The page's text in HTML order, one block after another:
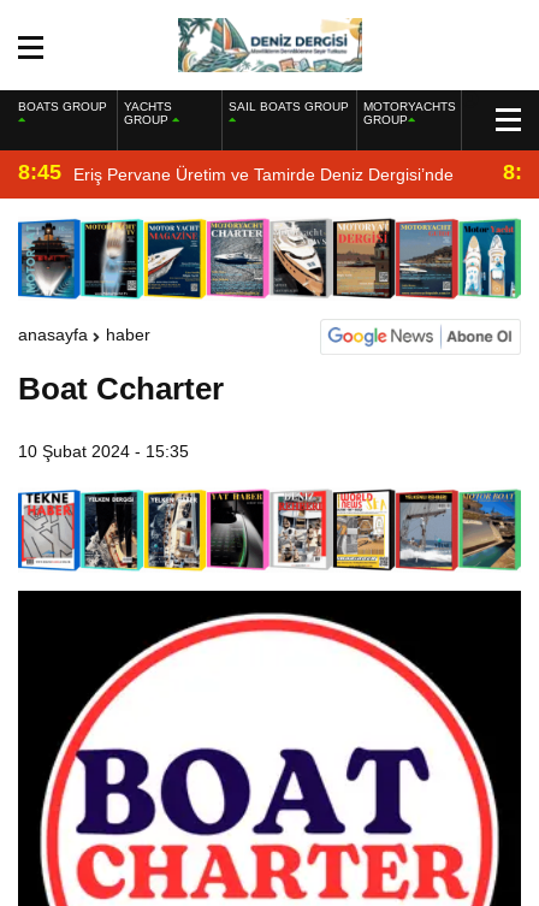
BOATS GROUP
YACHTS
GROUP
SAIL BOATS GROUP
MOTORYACHTS
GROUP
8:45 Eriş Pervane Üretim ve Tamirde Deniz Dergisi’nde
anasayfa haber
Boat Ccharter
10 Şubat 2024 - 15:35